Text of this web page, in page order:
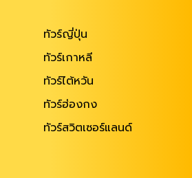
ทัวร์ญี่ปุ่น
ทัวร์เกาหลี
ทัวร์ไต้หวัน
ทัวร์ฮ่องกง
ทัวร์สวิตเซอร์แลนด์